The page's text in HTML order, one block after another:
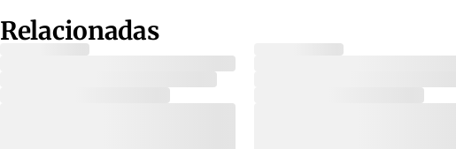
Relacionadas